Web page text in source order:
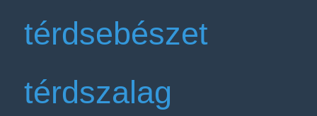
térdsebészet
térdszalag